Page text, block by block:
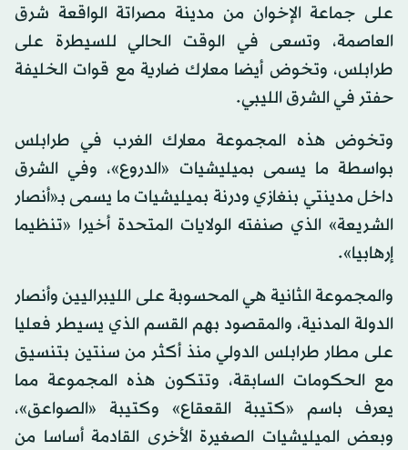
على جماعة الإخوان من مدينة مصراتة الواقعة شرق
العاصمة، وتسعى في الوقت الحالي للسيطرة على
طرابلس، وتخوض أيضا معارك ضارية مع قوات الخليفة
حفتر في الشرق الليبي.
وتخوض هذه المجموعة معارك الغرب في طرابلس
بواسطة ما يسمى بميليشيات «الدروع»، وفي الشرق
داخل مدينتي بنغازي ودرنة بميليشيات ما يسمى بـ«أنصار
الشريعة» الذي صنفته الولايات المتحدة أخيرا «تنظيما
إرهابيا».
والمجموعة الثانية هي المحسوبة على الليبراليين وأنصار
الدولة المدنية، والمقصود بهم القسم الذي يسيطر فعليا
على مطار طرابلس الدولي منذ أكثر من سنتين بتنسيق
مع الحكومات السابقة، وتتكون هذه المجموعة مما
يعرف باسم «كتيبة القعقاع» وكتيبة «الصواعق»،
وبعض الميليشيات الصغيرة الأخرى القادمة أساسا من